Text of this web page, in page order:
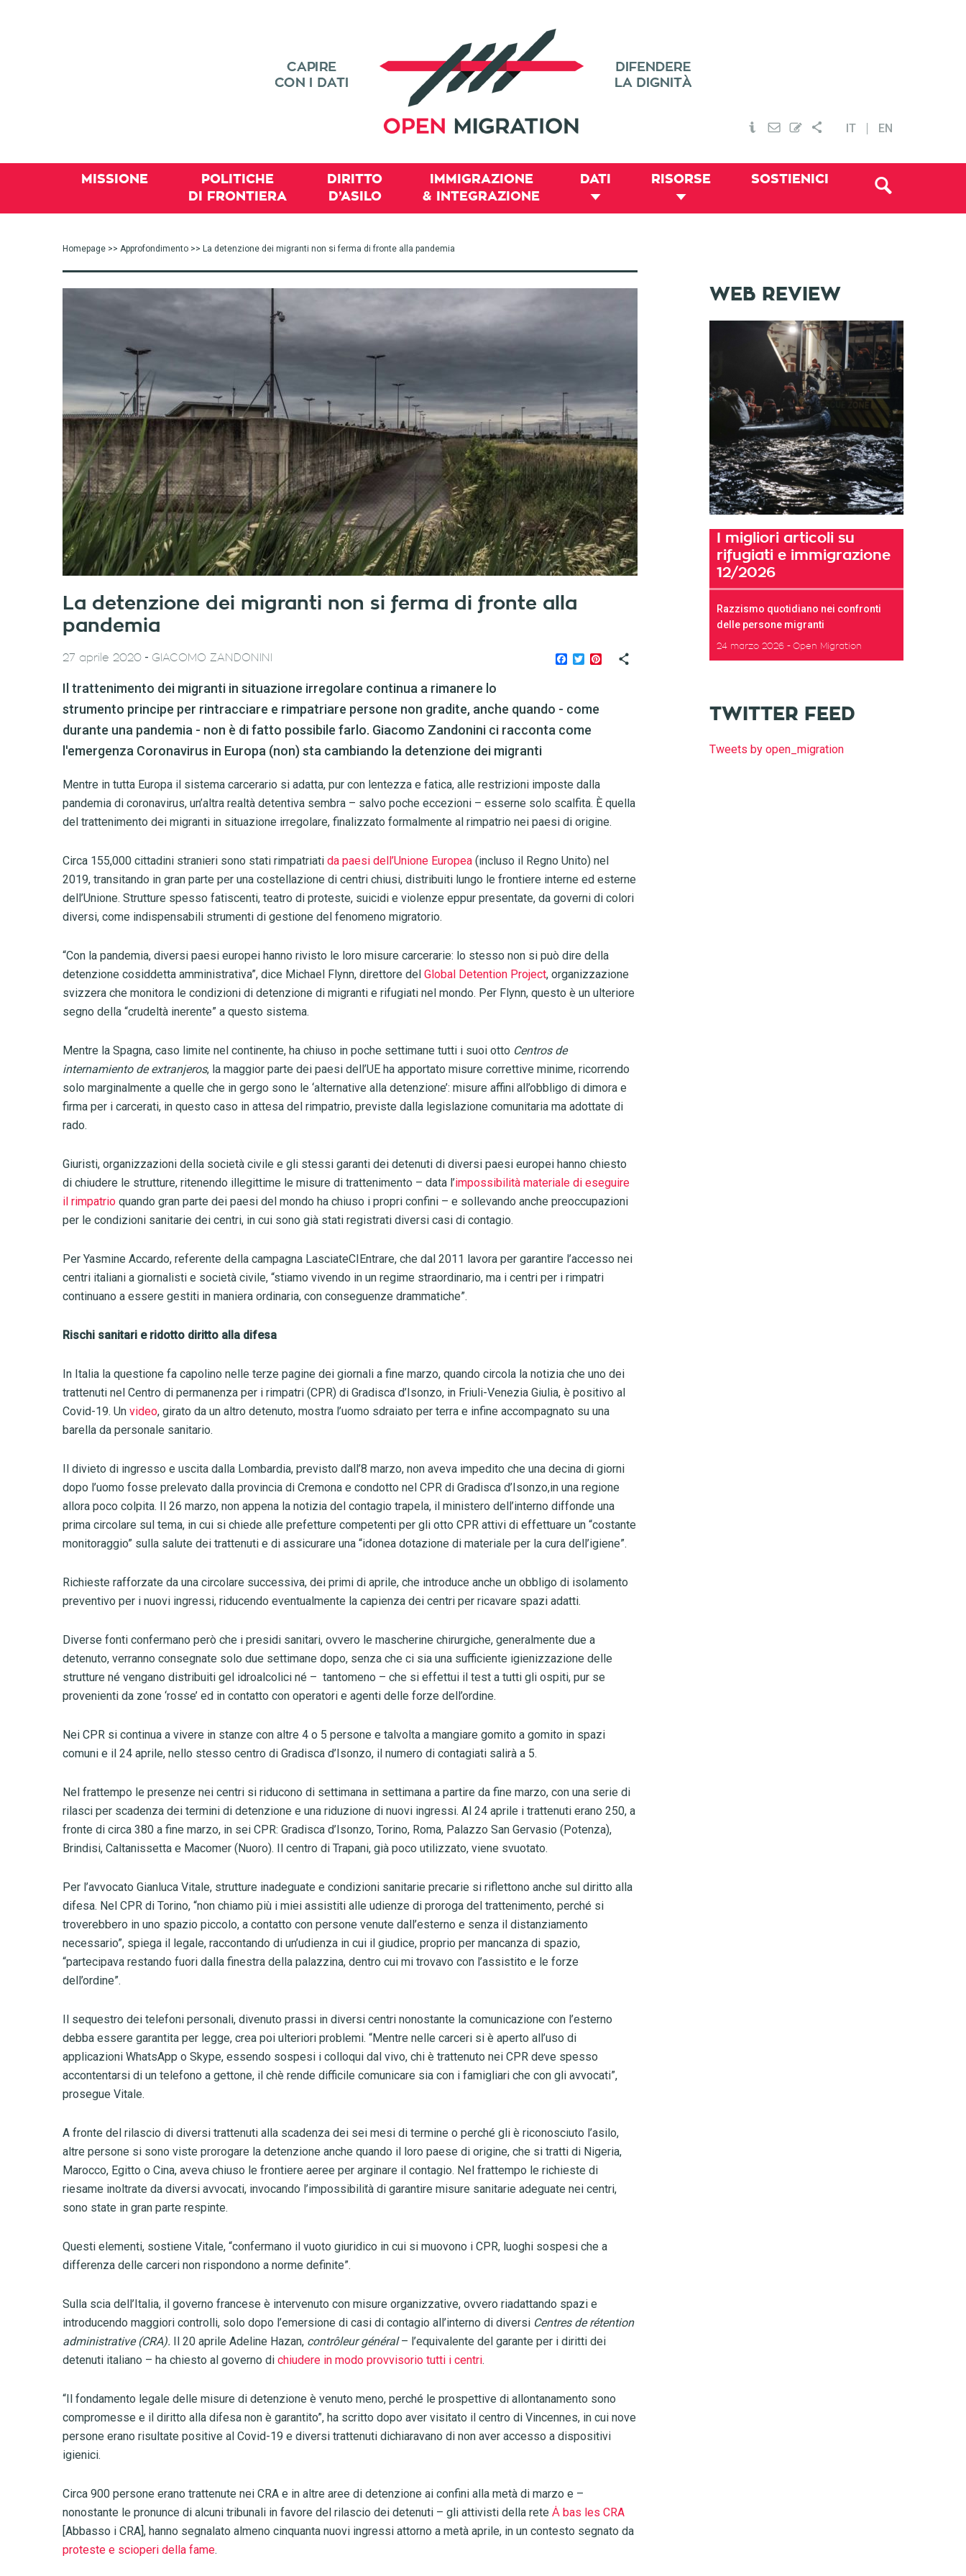
IT EN
MISSIONE
POLITICHE
DI FRONTIERA
DIRITTO
D’ASILO
IMMIGRAZIONE
& INTEGRAZIONE
DATI RISORSE SOSTIENICI
Homepage >> Approfondimento >> La detenzione dei migranti non si ferma di fronte alla pandemia
La detenzione dei migranti non si ferma di fronte alla
pandemia
Facebook
TwitterPinterest
27 aprile 2020 - GIACOMO ZANDONINI
Il trattenimento dei migranti in situazione irregolare continua a rimanere lo
strumento principe per rintracciare e rimpatriare persone non gradite, anche quando - come
durante una pandemia - non è di fatto possibile farlo. Giacomo Zandonini ci racconta come
l'emergenza Coronavirus in Europa (non) sta cambiando la detenzione dei migranti
Mentre in tutta Europa il sistema carcerario si adatta, pur con lentezza e fatica, alle restrizioni imposte dalla
pandemia di coronavirus, un’altra realtà detentiva sembra – salvo poche eccezioni – esserne solo scalfita. È quella
del trattenimento dei migranti in situazione irregolare, finalizzato formalmente al rimpatrio nei paesi di origine.
Circa 155,000 cittadini stranieri sono stati rimpatriati da paesi dell’Unione Europea (incluso il Regno Unito) nel
2019, transitando in gran parte per una costellazione di centri chiusi, distribuiti lungo le frontiere interne ed esterne
dell’Unione. Strutture spesso fatiscenti, teatro di proteste, suicidi e violenze eppur presentate, da governi di colori
diversi, come indispensabili strumenti di gestione del fenomeno migratorio.
“Con la pandemia, diversi paesi europei hanno rivisto le loro misure carcerarie: lo stesso non si può dire della
detenzione cosiddetta amministrativa”, dice Michael Flynn, direttore del Global Detention Project, organizzazione
svizzera che monitora le condizioni di detenzione di migranti e rifugiati nel mondo. Per Flynn, questo è un ulteriore
segno della “crudeltà inerente” a questo sistema.
Mentre la Spagna, caso limite nel continente, ha chiuso in poche settimane tutti i suoi otto Centros de
internamiento de extranjeros, la maggior parte dei paesi dell’UE ha apportato misure correttive minime, ricorrendo
solo marginalmente a quelle che in gergo sono le ‘alternative alla detenzione’: misure affini all’obbligo di dimora e
firma per i carcerati, in questo caso in attesa del rimpatrio, previste dalla legislazione comunitaria ma adottate di
rado.
Giuristi, organizzazioni della società civile e gli stessi garanti dei detenuti di diversi paesi europei hanno chiesto
di chiudere le strutture, ritenendo illegittime le misure di trattenimento – data l’impossibilità materiale di eseguire
il rimpatrio quando gran parte dei paesi del mondo ha chiuso i propri confini – e sollevando anche preoccupazioni
per le condizioni sanitarie dei centri, in cui sono già stati registrati diversi casi di contagio.
Per Yasmine Accardo, referente della campagna LasciateCIEntrare, che dal 2011 lavora per garantire l’accesso nei
centri italiani a giornalisti e società civile, “stiamo vivendo in un regime straordinario, ma i centri per i rimpatri
continuano a essere gestiti in maniera ordinaria, con conseguenze drammatiche”.
Rischi sanitari e ridotto diritto alla difesa
In Italia la questione fa capolino nelle terze pagine dei giornali a fine marzo, quando circola la notizia che uno dei
trattenuti nel Centro di permanenza per i rimpatri (CPR) di Gradisca d’Isonzo, in Friuli-Venezia Giulia, è positivo al
Covid-19. Un video, girato da un altro detenuto, mostra l’uomo sdraiato per terra e infine accompagnato su una
barella da personale sanitario.
Il divieto di ingresso e uscita dalla Lombardia, previsto dall’8 marzo, non aveva impedito che una decina di giorni
dopo l’uomo fosse prelevato dalla provincia di Cremona e condotto nel CPR di Gradisca d’Isonzo,in una regione
allora poco colpita. Il 26 marzo, non appena la notizia del contagio trapela, il ministero dell’interno diffonde una
prima circolare sul tema, in cui si chiede alle prefetture competenti per gli otto CPR attivi di effettuare un “costante
monitoraggio” sulla salute dei trattenuti e di assicurare una “idonea dotazione di materiale per la cura dell’igiene”.
Richieste rafforzate da una circolare successiva, dei primi di aprile, che introduce anche un obbligo di isolamento
preventivo per i nuovi ingressi, riducendo eventualmente la capienza dei centri per ricavare spazi adatti.
Diverse fonti confermano però che i presidi sanitari, ovvero le mascherine chirurgiche, generalmente due a
detenuto, verranno consegnate solo due settimane dopo, senza che ci sia una sufficiente igienizzazione delle
strutture né vengano distribuiti gel idroalcolici né – tantomeno – che si effettui il test a tutti gli ospiti, pur se
provenienti da zone ‘rosse’ ed in contatto con operatori e agenti delle forze dell’ordine.
Nei CPR si continua a vivere in stanze con altre 4 o 5 persone e talvolta a mangiare gomito a gomito in spazi
comuni e il 24 aprile, nello stesso centro di Gradisca d’Isonzo, il numero di contagiati salirà a 5.
Nel frattempo le presenze nei centri si riducono di settimana in settimana a partire da fine marzo, con una serie di
rilasci per scadenza dei termini di detenzione e una riduzione di nuovi ingressi. Al 24 aprile i trattenuti erano 250, a
fronte di circa 380 a fine marzo, in sei CPR: Gradisca d’Isonzo, Torino, Roma, Palazzo San Gervasio (Potenza),
Brindisi, Caltanissetta e Macomer (Nuoro). Il centro di Trapani, già poco utilizzato, viene svuotato.
Per l’avvocato Gianluca Vitale, strutture inadeguate e condizioni sanitarie precarie si riflettono anche sul diritto alla
difesa. Nel CPR di Torino, “non chiamo più i miei assistiti alle udienze di proroga del trattenimento, perché si
troverebbero in uno spazio piccolo, a contatto con persone venute dall’esterno e senza il distanziamento
necessario”, spiega il legale, raccontando di un’udienza in cui il giudice, proprio per mancanza di spazio,
“partecipava restando fuori dalla finestra della palazzina, dentro cui mi trovavo con l’assistito e le forze
dell’ordine”.
Il sequestro dei telefoni personali, divenuto prassi in diversi centri nonostante la comunicazione con l’esterno
debba essere garantita per legge, crea poi ulteriori problemi. “Mentre nelle carceri si è aperto all’uso di
applicazioni WhatsApp o Skype, essendo sospesi i colloqui dal vivo, chi è trattenuto nei CPR deve spesso
accontentarsi di un telefono a gettone, il chè rende difficile comunicare sia con i famigliari che con gli avvocati”,
prosegue Vitale.
A fronte del rilascio di diversi trattenuti alla scadenza dei sei mesi di termine o perché gli è riconosciuto l’asilo,
altre persone si sono viste prorogare la detenzione anche quando il loro paese di origine, che si tratti di Nigeria,
Marocco, Egitto o Cina, aveva chiuso le frontiere aeree per arginare il contagio. Nel frattempo le richieste di
riesame inoltrate da diversi avvocati, invocando l’impossibilità di garantire misure sanitarie adeguate nei centri,
sono state in gran parte respinte.
Questi elementi, sostiene Vitale, “confermano il vuoto giuridico in cui si muovono i CPR, luoghi sospesi che a
differenza delle carceri non rispondono a norme definite”.
Sulla scia dell’Italia, il governo francese è intervenuto con misure organizzative, ovvero riadattando spazi e
introducendo maggiori controlli, solo dopo l’emersione di casi di contagio all’interno di diversi Centres de rétention
administrative (CRA). Il 20 aprile Adeline Hazan, contrôleur général– l’equivalente del garante per i diritti dei
detenuti italiano – ha chiesto al governo di chiudere in modo provvisorio tutti i centri.
“Il fondamento legale delle misure di detenzione è venuto meno, perché le prospettive di allontanamento sono
compromesse e il diritto alla difesa non è garantito”, ha scritto dopo aver visitato il centro di Vincennes, in cui nove
persone erano risultate positive al Covid-19 e diversi trattenuti dichiaravano di non aver accesso a dispositivi
igienici.
Circa 900 persone erano trattenute nei CRA e in altre aree di detenzione ai confini alla metà di marzo e –
nonostante le pronunce di alcuni tribunali in favore del rilascio dei detenuti – gli attivisti della rete Ȧ bas les CRA
[Abbasso i CRA], hanno segnalato almeno cinquanta nuovi ingressi attorno a metà aprile, in un contesto segnato da
proteste e scioperi della fame.
WEB REVIEW
I migliori articoli su
rifugiati e immigrazione
12/2026
Razzismo quotidiano nei confronti
delle persone migranti
24 marzo 2026 Open Migration
TWITTER FEED
Tweets by open_migration